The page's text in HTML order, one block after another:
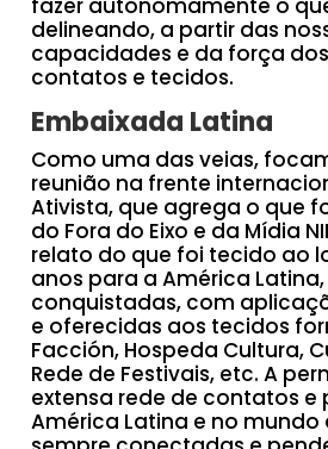
fazer autonomamente o
delineando, a partir das
capacidades e da força
contatos e tecidos.
Embaixada Latina
Como uma das veias,
reunião na frente
Ativista, que agrega o que
do Fora do Eixo e da Mídia
relato do que foi tecido ao
anos para a América
conquistadas, com
e oferecidas aos tecidos
Facción, Hospeda Cultura,
Rede de Festivais, etc. A
extensa rede de contatos e
América Latina e no mundo